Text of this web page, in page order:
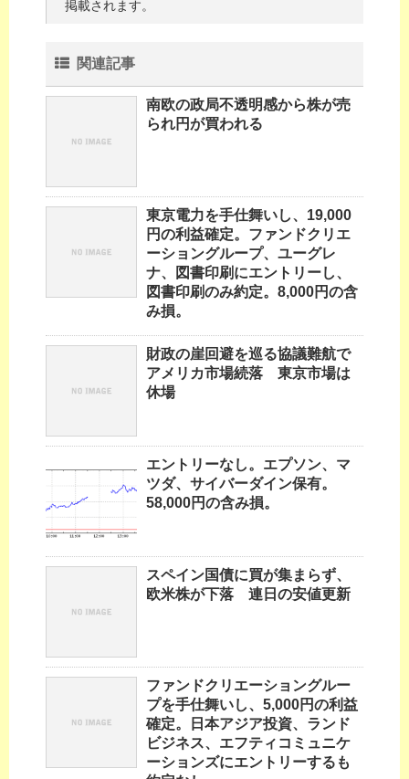
掲載されます。
関連記事
南欧の政局不透明感から株が売
られ円が買われる
東京電力を手仕舞いし、19,000
円の利益確定。ファンドクリエ
ーショングループ、ユーグレ
ナ、図書印刷にエントリーし、
図書印刷のみ約定。8,000円の含
み損。
財政の崖回避を巡る協議難航で
アメリカ市場続落 東京市場は
休場
エントリーなし。エプソン、マ
ツダ、サイバーダイン保有。
58,000円の含み損。
スペイン国債に買が集まらず、
欧米株が下落 連日の安値更新
ファンドクリエーショングルー
プを手仕舞いし、5,000円の利益
確定。日本アジア投資、ランド
ビジネス、エフティコミュニケ
ーションズにエントリーするも